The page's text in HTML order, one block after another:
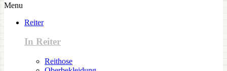
Menu
Reiter
In Reiter
Reithose